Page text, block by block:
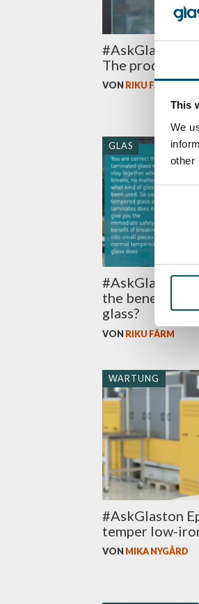
This
We
other
Consent
Selection
#AskGlaston
The
VON RIKU FÄRM
GLAS
#AskGlaston
the benefits of
glass?
VON RIKU FÄRM
WARTUNG
#AskGlaston
temper low-
VON MIKA NYGÅRD